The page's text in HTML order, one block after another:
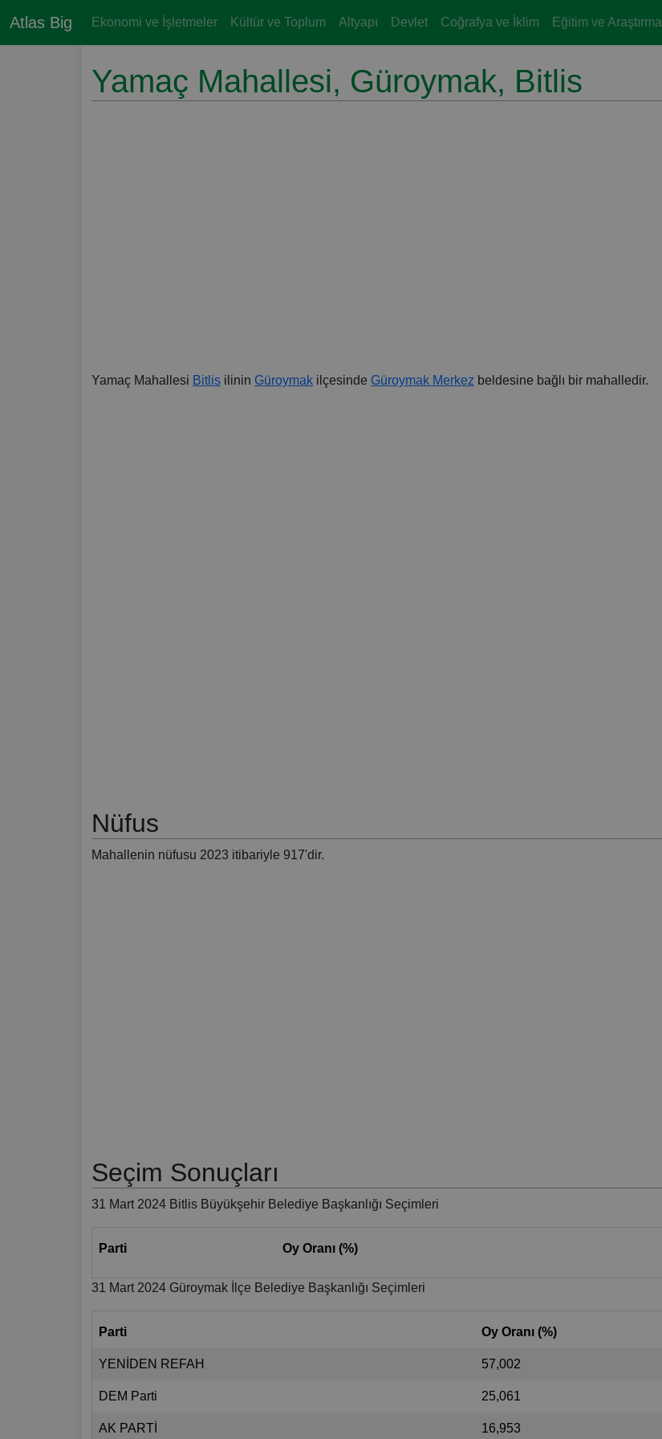
Atlas Big Ekonomi ve İşletmeler Kültür ve Toplum Altyapı Devlet Coğrafya ve İklim Eğitim ve Araştırma
Yamaç Mahallesi, Güroymak, Bitlis
Yamaç Mahallesi Bitlis ilinin Güroymak ilçesinde Güroymak Merkez beldesine bağlı bir mahalledir.
Nüfus
Mahallenin nüfusu 2023 itibariyle 917'dir.
Seçim Sonuçları
31 Mart 2024 Bitlis Büyükşehir Belediye Başkanlığı Seçimleri
Parti Oy Oranı (%)
31 Mart 2024 Güroymak İlçe Belediye Başkanlığı Seçimleri
Parti Oy Oranı (%)
YENİDEN REFAH 57,002
DEM Parti 25,061
AK PARTİ 16,953